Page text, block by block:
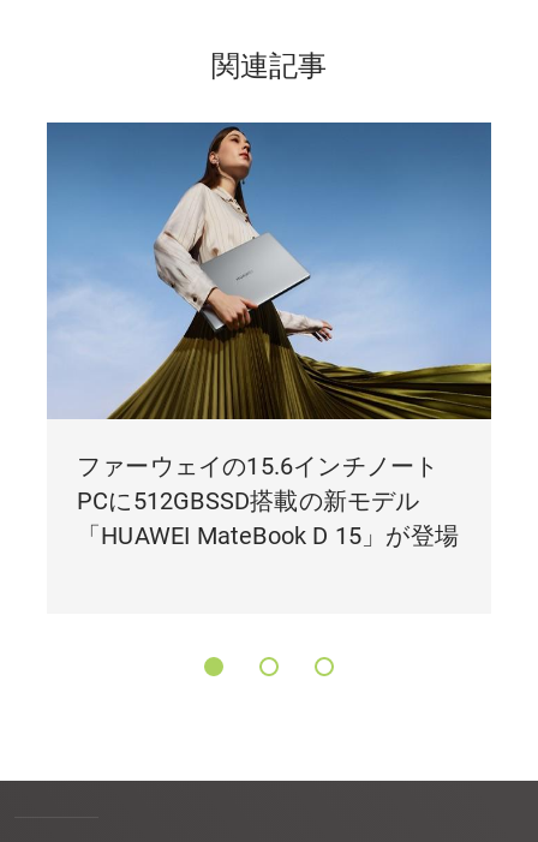
関連記事
ファーウェイの15.6インチノート
PCに512GBSSD搭載の新モデル
「HUAWEI MateBook D 15」が登場